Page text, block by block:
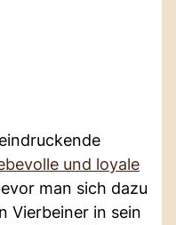
und loyale
man sich dazu
Vierbeiner in sein